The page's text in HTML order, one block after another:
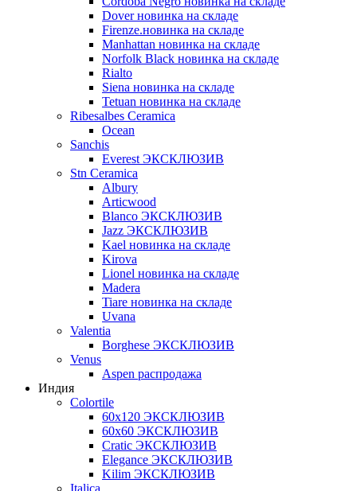
Dover новинка на складе
Firenze.новинка на складе
Manhattan новинка на складе
Norfolk Black новинка на складе
Rialto
Siena новинка на складе
Tetuan новинка на складе
Ribesalbes Ceramica
Ocean
Sanchis
Everest ЭКСКЛЮЗИВ
Stn Ceramica
Albury
Articwood
Blanco ЭКСКЛЮЗИВ
Jazz ЭКСКЛЮЗИВ
Kael новинка на складе
Kirova
Lionel новинка на складе
Madera
Tiare новинка на складе
Uvana
Valentia
Borghese ЭКСКЛЮЗИВ
Venus
Aspen распродажа
Индия
Colortile
60х120 ЭКСКЛЮЗИВ
60х60 ЭКСКЛЮЗИВ
Cratic ЭКСКЛЮЗИВ
Elegance ЭКСКЛЮЗИВ
Kilim ЭКСКЛЮЗИВ
Italica